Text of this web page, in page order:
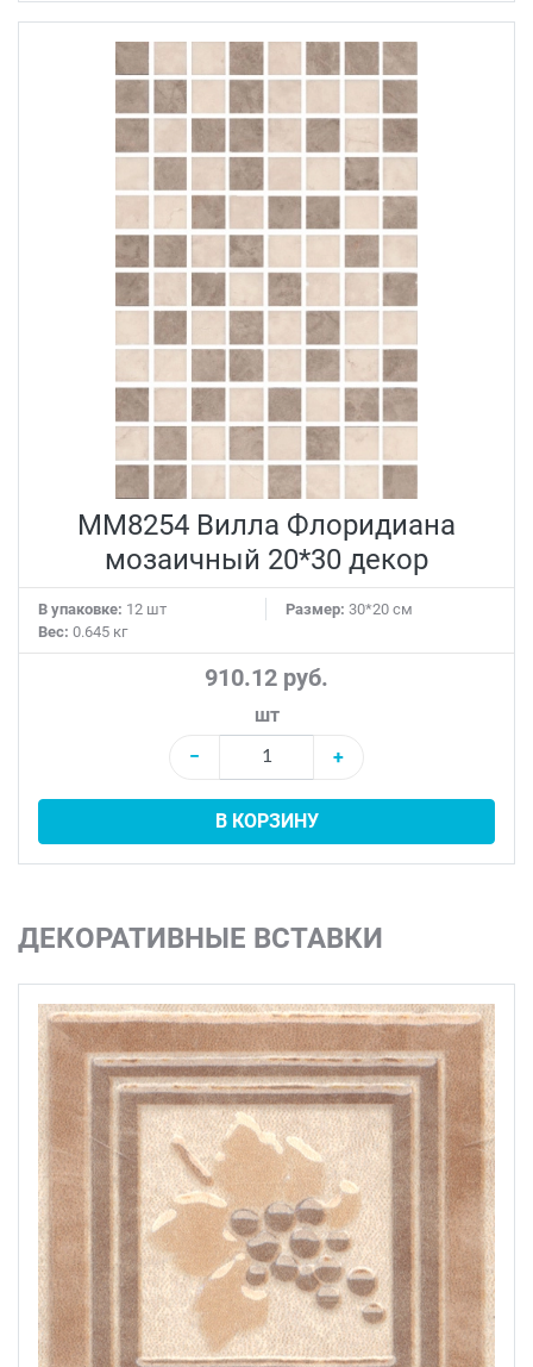
MM8254 Вилла Флоридиана
мозаичный 20*30 декор
В упаковке: 12 шт Размер: 30*20 см
Вес: 0.645 кг
910.12 руб.
шт
−
+
В КОРЗИНУ
ДЕКОРАТИВНЫЕ ВСТАВКИ